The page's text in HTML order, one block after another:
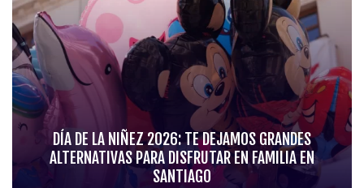
DÍA DE LA NIÑEZ 2026: TE DEJAMOS GRANDES
ALTERNATIVAS PARA DISFRUTAR EN FAMILIA EN
SANTIAGO